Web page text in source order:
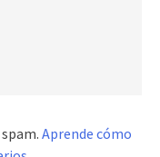
Aprende cómo